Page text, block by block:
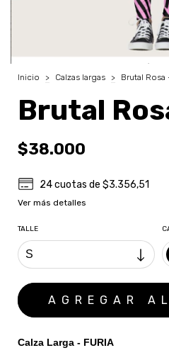
Inicio > Calzas largas > Brutal Rosa
Brutal
$38.000
24cuotas de$3.356,51
Ver más detalles
TALLE
Calza Larga - FURIA